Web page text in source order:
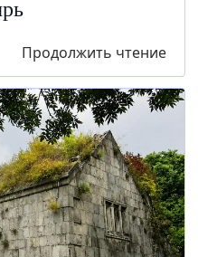
Продолжить чтение